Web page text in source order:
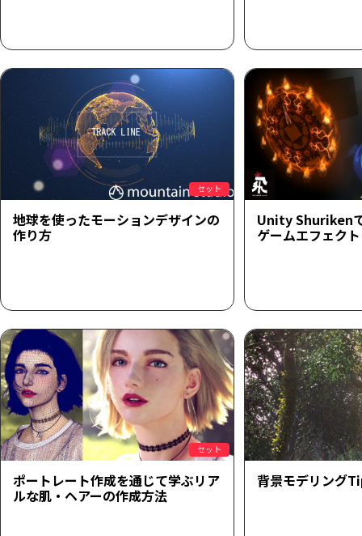
セット
地球を使ったモーションデザインの
作り方
Unity Shuriken
ゲームエフェクト
セット
ポートレート作成を通じて学ぶリア
ルな肌・ヘアーの作成方法
背景モデリング